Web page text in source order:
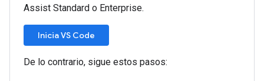
Assist Standard o Enterprise.
Inicia VS Code
De lo contrario, sigue estos pasos: